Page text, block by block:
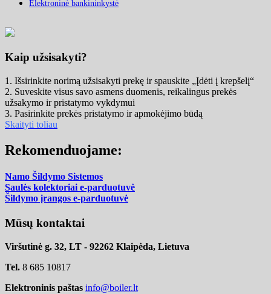
Elektroninė bankininkystė
Kaip užsisakyti?
1. Išsirinkite norimą užsisakyti prekę ir spauskite „Įdėti į krepšelį“
2. Suveskite visus savo asmens duomenis, reikalingus prekės
užsakymo ir pristatymo vykdymui
3. Pasirinkite prekės pristatymo ir apmokėjimo būdą
Skaityti toliau
Rekomenduojame:
Namo Šildymo Sistemos
Saulės kolektoriai e-parduotuvė
Šildymo įrangos e-parduotuvė
Mūsų kontaktai
Viršutinė g. 32, LT - 92262 Klaipėda, Lietuva
Tel. 8 685 10817
Elektroninis paštas info@boiler.lt